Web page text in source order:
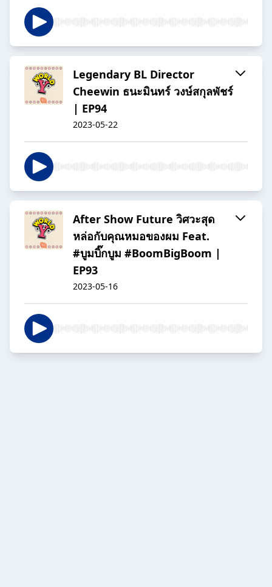
Legendary BL Director
Cheewin ธนะมินทร์ วงษ์สกุลพัชร์
| EP94
2023-05-22
After Show Future วิศวะสุด
หล่อกับคุณหมอของผม Feat.
#บูมบิ๊กบูม #BoomBigBoom |
EP93
2023-05-16